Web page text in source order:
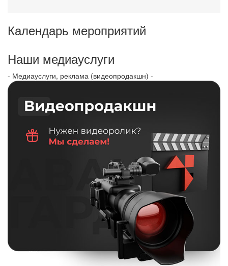
Календарь мероприятий
Наши медиауслуги
- Медиауслуги, реклама (видеопродакшн) -